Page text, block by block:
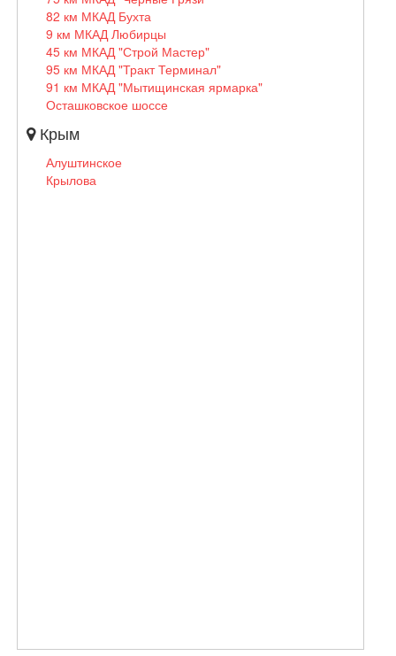
82 км МКАД Бухта
9 км МКАД Любирцы
45 км МКАД "Строй Мастер"
95 км МКАД "Тракт Терминал"
91 км МКАД "Мытищинская ярмарка"
Осташковское шоссе
Крым
Алуштинское
Крылова